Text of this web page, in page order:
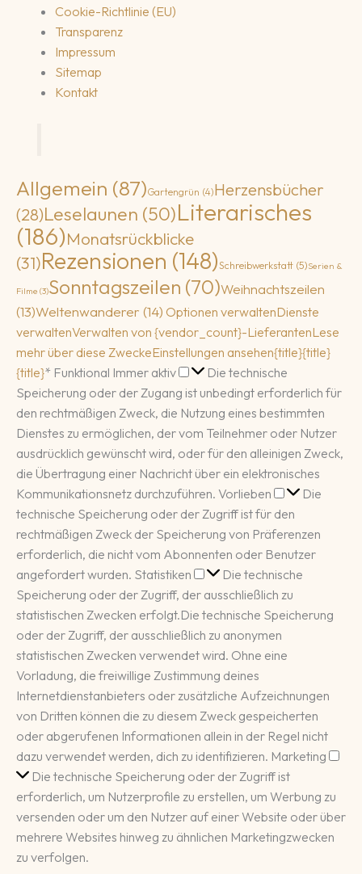
Cookie-Richtlinie (EU)
Transparenz
Impressum
Sitemap
Kontakt
Allgemein (87)Gartengrün (4)Herzensbücher
(28)Leselaunen (50)Literarisches
(186)Monatsrückblicke
(31)Rezensionen (148)Schreibwerkstatt (5)Serien &
Filme (3)Sonntagszeilen (70)Weihnachtszeilen
(13)Weltenwanderer (14) Optionen verwaltenDienste
verwaltenVerwalten von {vendor_count}-LieferantenLese
mehr über diese ZweckeEinstellungen ansehen{title}{title}
{title}* Funktional Immer aktiv Funktional
Die technische
Speicherung oder der Zugang ist unbedingt erforderlich für
den rechtmäßigen Zweck, die Nutzung eines bestimmten
Dienstes zu ermöglichen, der vom Teilnehmer oder Nutzer
ausdrücklich gewünscht wird, oder für den alleinigen Zweck,
die Übertragung einer Nachricht über ein elektronisches
Kommunikationsnetz durchzuführen. Vorlieben Vorlieben
Die
technische Speicherung oder der Zugriff ist für den
rechtmäßigen Zweck der Speicherung von Präferenzen
erforderlich, die nicht vom Abonnenten oder Benutzer
angefordert wurden. Statistiken Statistiken
Die technische
Speicherung oder der Zugriff, der ausschließlich zu
statistischen Zwecken erfolgt.Die technische Speicherung
oder der Zugriff, der ausschließlich zu anonymen
statistischen Zwecken verwendet wird. Ohne eine
Vorladung, die freiwillige Zustimmung deines
Internetdienstanbieters oder zusätzliche Aufzeichnungen
von Dritten können die zu diesem Zweck gespeicherten
oder abgerufenen Informationen allein in der Regel nicht
dazu verwendet werden, dich zu identifizieren. Marketing
Die technische Speicherung oder der Zugriff ist
erforderlich, um Nutzerprofile zu erstellen, um Werbung zu
versenden oder um den Nutzer auf einer Website oder über
mehrere Websites hinweg zu ähnlichen Marketingzwecken
zu verfolgen.